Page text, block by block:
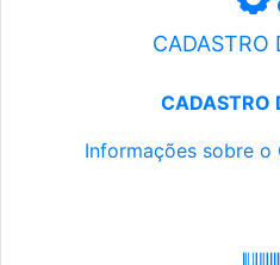
CADASTRO
CADASTRO
Informações sobre o